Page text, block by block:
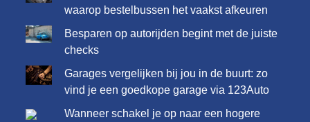
waarop bestelbussen het vaakst afkeuren
Besparen op autorijden begint met de juiste
checks
Garages vergelijken bij jou in de buurt: zo
vind je een goedkope garage via 123Auto
Wanneer schakel je op naar een hogere